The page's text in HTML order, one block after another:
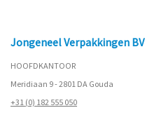
Jongeneel Verpakkingen BV
HOOFDKANTOOR
Meridiaan 9 - 2801 DA Gouda
+31 (0) 182 555 050